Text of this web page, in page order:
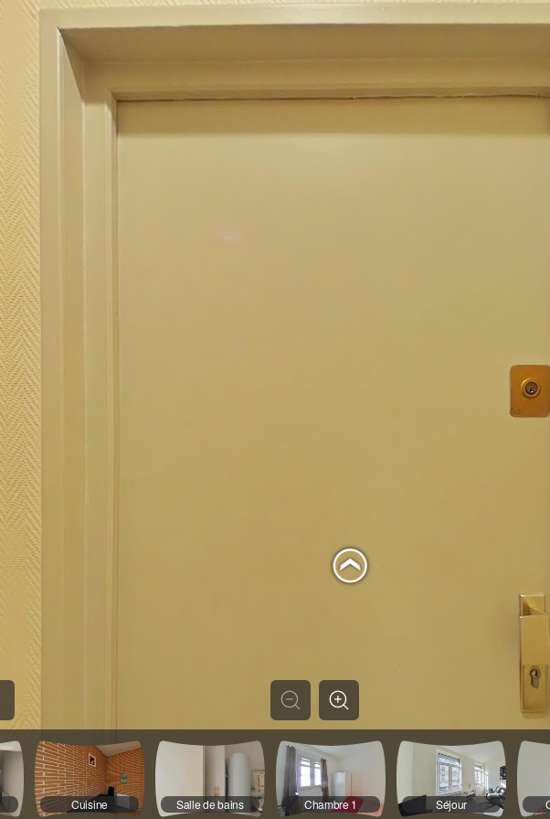
Cuisine Salle de bains Chambre 1 Séjour